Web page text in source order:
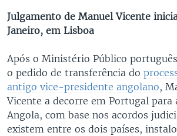
Julgamento de Manuel Vicente
Janeiro, em Lisboa
Após o Ministério Público
o pedido de transferência do
antigo vice-presidente angolano,
Vicente a decorre em Portugal para
Angola, com base nos acordos
existem entre os dois países,